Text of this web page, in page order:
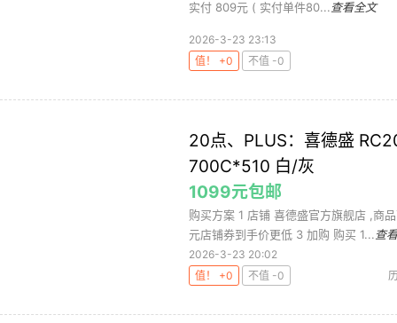
实付 809元 ( 实付单件80... 查看全文
2026-3-23 23:13
值！ +0
不值 -0
20点、PLUS：喜德盛
700C*510 白/灰
1099元包邮
购买方案 1 店铺 喜德盛官方旗舰店 ,商
元店铺券到手价更低 3 加购 购买 1... 查
2026-3-23 20:02
值！ +0
不值 -0